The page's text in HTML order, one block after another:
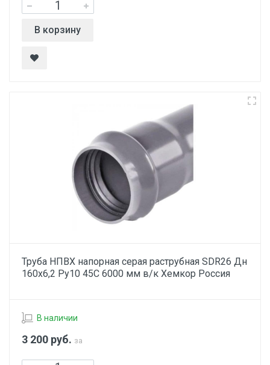
В корзину
Труба НПВХ напорная серая раструбная SDR26 Дн
160х6,2 Ру10 45С 6000 мм в/к Хемкор Россия
В наличии
3 200 руб. за